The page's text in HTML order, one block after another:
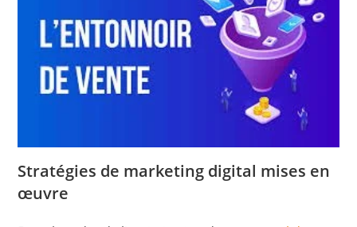
Stratégies de marketing digital mises en
œuvre